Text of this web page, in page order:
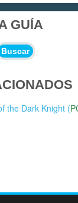
GUÍA
Buscar
the Dark Knight (